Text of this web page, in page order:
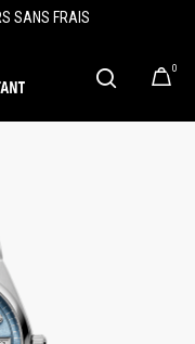
SANS FRAIS
0